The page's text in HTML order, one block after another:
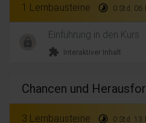
1 Lernbausteine timelapse 0 Std. 06
Einführung in den Kurs
extension Interaktiver Inhalt
Chancen und
3 Lernbausteine timelapse 0 Std. 13